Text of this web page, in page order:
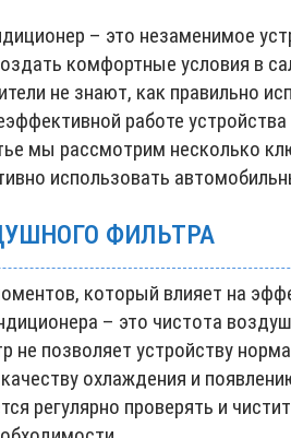
– это незаменимое
комфортные условия в
не знают, как правильно
работе
мы рассмотрим несколько
использовать
ФИЛЬТРА
который влияет на
– это чистота
не позволяет устройству
охлаждения и
регулярно проверять и